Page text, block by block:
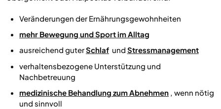
Veränderungen der Ernährungsgewohnheiten
mehr Bewegung und Sport im Alltag
ausreichend guterSchlaf und Stressmanagement
verhaltensbezogene Unterstützung und
Nachbetreuung
medizinische Behandlung zum Abnehmen , wenn nötig
und sinnvoll